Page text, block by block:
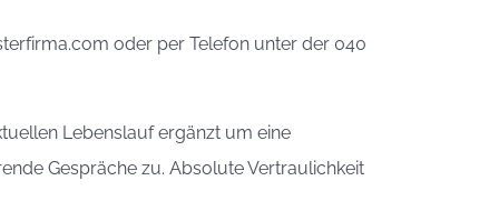
oder per Telefon unter der 040
Lebenslauf ergänzt um eine
Gespräche zu. Absolute Vertraulichkeit